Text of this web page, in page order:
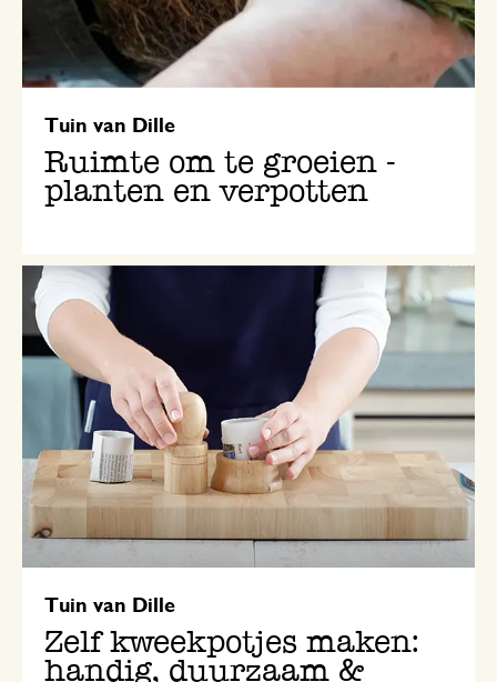
Tuin van Dille
Ruimte om te groeien -
planten en verpotten
Tuin van Dille
Zelf kweekpotjes maken:
handig, duurzaam &